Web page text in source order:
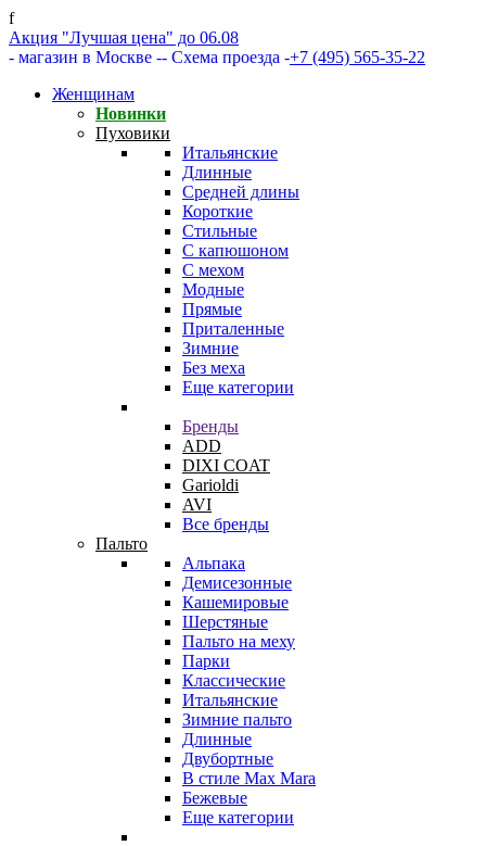
f
Акция "Лучшая цена" до 06.08
- магазин в Москве -- Схема проезда -+7 (495) 565-35-22
Женщинам
Новинки
Пуховики
Итальянские
Длинные
Средней длины
Короткие
Стильные
С капюшоном
С мехом
Модные
Прямые
Приталенные
Зимние
Без меха
Еще категории
Бренды
ADD
DIXI COAT
Garioldi
AVI
Все бренды
Пальто
Альпака
Демисезонные
Кашемировые
Шерстяные
Пальто на меху
Парки
Классические
Итальянские
Зимние пальто
Длинные
Двубортные
В стиле Max Mara
Бежевые
Еще категории